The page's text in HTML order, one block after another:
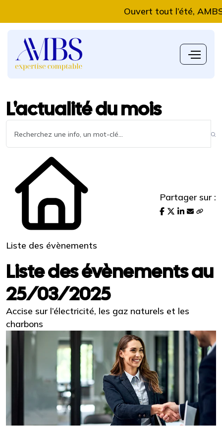
Ouvert tout l’été, AMBS
L'actualité du mois
Liste des évènements
Partager sur :
Liste des évènements au
25/03/2025
Accise sur l’électricité, les gaz naturels et les
charbons